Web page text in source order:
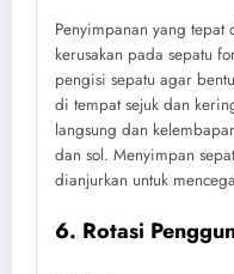
Penyimpanan yang
kerusakan pada sepatu
pengisi sepatu agar
di tempat sejuk dan
langsung dan
dan sol. Menyimpan
dianjurkan untuk
6. Rotasi